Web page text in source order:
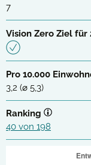
7
Vision Zero Ziel für
Pro 10.000
3,2 (⌀ 5,3)
Ranking
40 von 198